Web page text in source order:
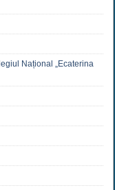
Național „Ecaterina